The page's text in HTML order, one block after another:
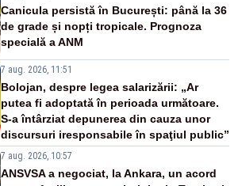
Canicula persistă în București: până la 36
de grade și nopți tropicale. Prognoza
specială a ANM
7 aug. 2026, 11:51
Bolojan, despre legea salarizării: „Ar
putea fi adoptată în perioada următoare.
S-a întârziat depunerea din cauza unor
discursuri iresponsabile în spaţiul public”
7 aug. 2026, 10:57
ANSVSA a negociat, la Ankara, un acord